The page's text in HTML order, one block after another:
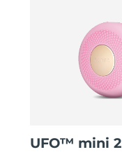
UFO™ mini 2